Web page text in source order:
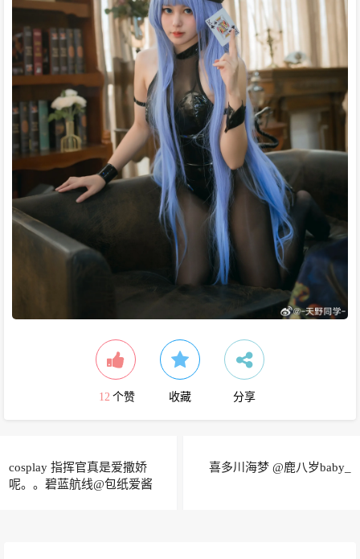
12 个赞 收藏 分享
cosplay 指挥官真是爱撒娇
呢。。碧蓝航线@包纸爱酱
喜多川海梦 ​​​@鹿八岁baby_